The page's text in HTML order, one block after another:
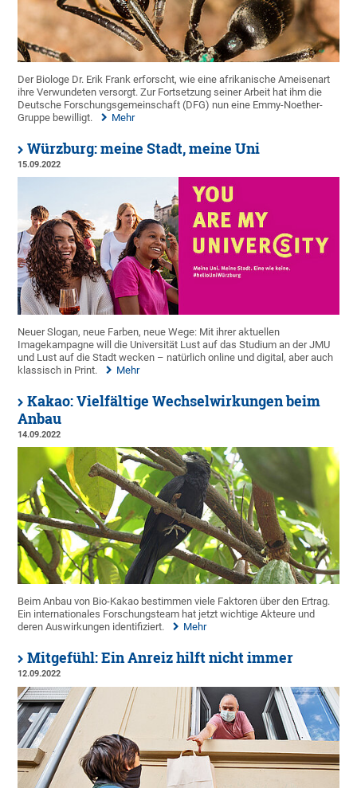
Der Biologe Dr. Erik Frank erforscht, wie eine afrikanische Ameisenart
ihre Verwundeten versorgt. Zur Fortsetzung seiner Arbeit hat ihm die
Deutsche Forschungsgemeinschaft (DFG) nun eine Emmy-Noether-
Gruppe bewilligt.
Mehr
Würzburg: meine Stadt, meine Uni
15.09.2022
Neuer Slogan, neue Farben, neue Wege: Mit ihrer aktuellen
Imagekampagne will die Universität Lust auf das Studium an der JMU
und Lust auf die Stadt wecken – natürlich online und digital, aber auch
klassisch in Print.
Mehr
Kakao: Vielfältige Wechselwirkungen beim
Anbau
14.09.2022
Beim Anbau von Bio-Kakao bestimmen viele Faktoren über den Ertrag.
Ein internationales Forschungsteam hat jetzt wichtige Akteure und
deren Auswirkungen identifiziert.
Mehr
Mitgefühl: Ein Anreiz hilft nicht immer
12.09.2022